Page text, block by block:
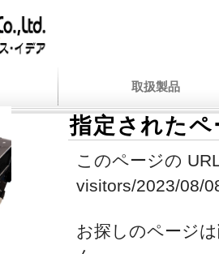
取扱製品
指定された
このページの
visitors/2023/08/
お探しのページ